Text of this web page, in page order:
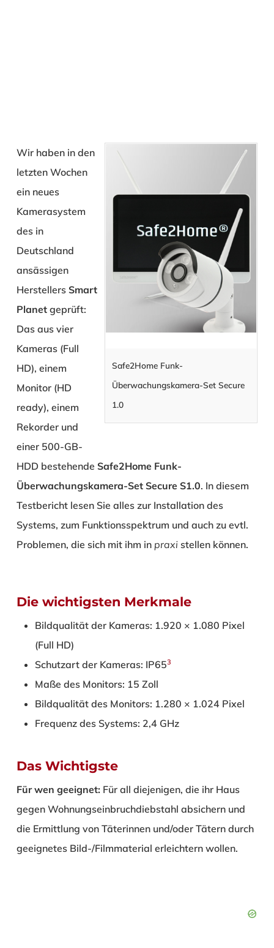
Safe2Home Funk-
Überwachungskamera-Set Secure
1.0
Wir haben in den
letzten Wochen
ein neues
Kamerasystem
des in
Deutschland
ansässigen
Herstellers Smart
Planetgeprüft:
Das aus vier
Kameras (Full
HD), einem
Monitor (HD
ready), einem
Rekorder und
einer 500-GB-
HDD bestehende Safe2Home Funk-
Überwachungskamera-Set Secure S1.0. In diesem
Testbericht lesen Sie alles zur Installation des
Systems, zum Funktionsspektrum und auch zu evtl.
Problemen, die sich mit ihm in praxistellen können.
Die wichtigsten Merkmale
Bildqualität der Kameras: 1.920 × 1.080 Pixel
(Full HD)
Schutzart der Kameras: IP653
Maße des Monitors: 15 Zoll
Bildqualität des Monitors: 1.280 × 1.024 Pixel
Frequenz des Systems: 2,4 GHz
Das Wichtigste
Für wen geeignet:Für all diejenigen, die ihr Haus
gegen Wohnungseinbruchdiebstahl absichern und
die Ermittlung von Täterinnen und/oder Tätern durch
geeignetes Bild-/Filmmaterial erleichtern wollen.